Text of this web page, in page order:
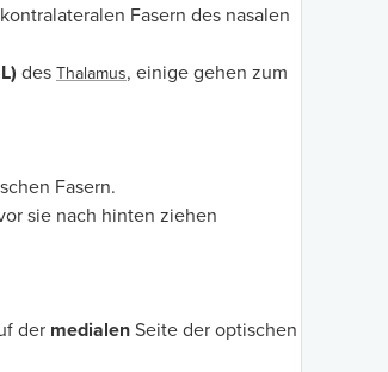
Fasern des nasalen
des Thalamus, einige gehen zum
Fasern.
sie nach hinten ziehen
der medialen Seite der optischen